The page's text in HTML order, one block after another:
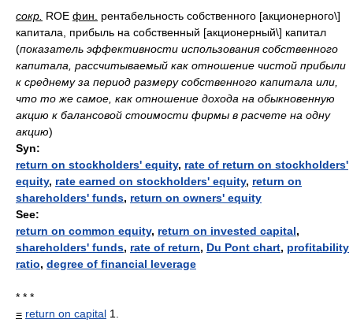
сокр. ROE фин.
рентабельность собственного [акционерного\]
капитала, прибыль на собственный [акционерный\] капитал
(показатель эффективности использования собственного
капитала, рассчитываемый как отношение чистой прибыли
к среднему за период размеру собственного капитала или,
что то же самое, как отношение дохода на обыкновенную
акцию к балансовой стоимости фирмы в расчете на одну
акцию)
Syn:
return on stockholders' equity, rate of return on stockholders'
equity, rate earned on stockholders' equity, return on
shareholders' funds, return on owners' equity
See:
return on common equity, return on invested capital,
shareholders' funds, rate of return, Du Pont chart, profitability
ratio, degree of financial leverage
* * *
= return on capital 1.